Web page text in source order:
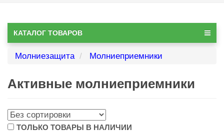
КАТАЛОГ ТОВАРОВ
Молниезащита Молниеприемники
Активные молниеприемники
ТОЛЬКО ТОВАРЫ В НАЛИЧИИ